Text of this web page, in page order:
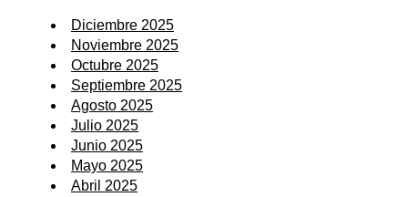
Diciembre 2025
Noviembre 2025
Octubre 2025
Septiembre 2025
Agosto 2025
Julio 2025
Junio 2025
Mayo 2025
Abril 2025